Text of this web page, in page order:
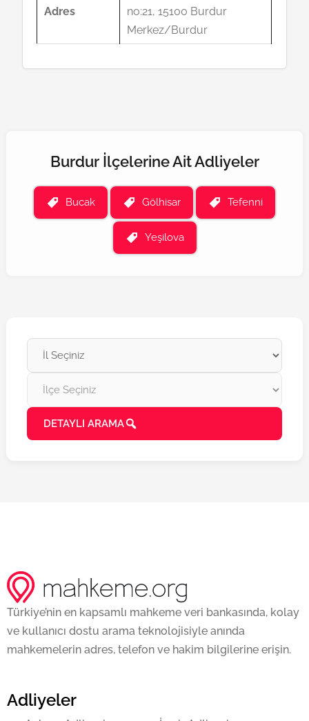
Adres
no:21, 15100 Burdur
Merkez/Burdur
Burdur İlçelerine Ait Adliyeler
Bucak Gölhisar Tefenni
Yeşilova
DETAYLI ARAMA
Türkiye’nin en kapsamlı mahkeme veri bankasında, kolay
ve kullanıcı dostu arama teknolojisiyle anında
mahkemelerin adres, telefon ve hakim bilgilerine erişin.
Adliyeler